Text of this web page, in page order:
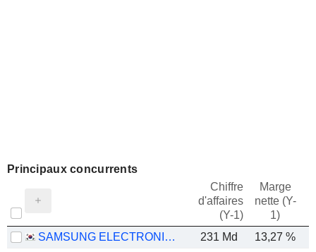
Principaux concurrents
Chiffre
d'affaires
(Y-1)
Marge
nette (Y-
1)
SAMSUNG ELECTRONICS CO., LTD. 231 Md 13,27 %